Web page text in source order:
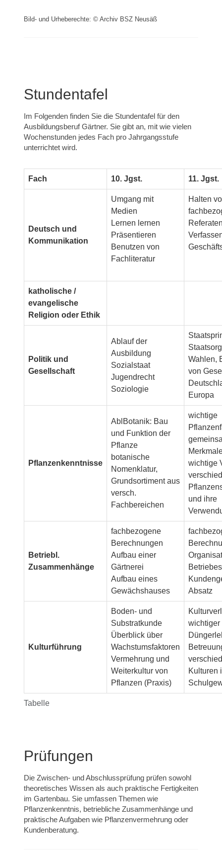
Bild- und Urheberechte: © Archiv BSZ Neusäß
Stundentafel
Im Folgenden finden Sie die Stundentafel für den
Ausbildungsberuf Gärtner. Sie gibt an, mit wie vielen
Wochenstunden jedes Fach pro Jahrgangsstufe
unterrichtet wird.
Tabelle
Fach 10. Jgst. 11. Jgst.
Deutsch und
Kommunikation
Umgang mit
Medien
Lernen lernen
Präsentieren
Benutzen von
Fachliteratur
Halten
katholische /
evangelische
Religion oder Ethik
Politik und
Gesellschaft
Ablauf der
Ausbildung
Sozialstaat
Jugendrecht
Soziologie
Wahlen,
von
Europa
Pflanzenkenntnisse
AblBotanik: Bau
und Funktion der
Pflanze
botanische
Nomenklatur,
Grundsortiment aus
versch.
Fachbereichen
wichtige
wichtige
und ihre
Betriebl.
Zusammenhänge
fachbezogene
Berechnungen
Aufbau einer
Gärtnerei
Aufbau eines
Gewächshauses
Absatz
Kulturführung
Boden- und
Substratkunde
Überblick über
Wachstumsfaktoren
Vermehrung und
Weiterkultur von
Pflanzen (Praxis)
wichtiger
Kulturen
Prüfungen
Die Zwischen- und Abschlussprüfung prüfen sowohl
theoretisches Wissen als auch praktische Fertigkeiten
im Gartenbau. Sie umfassen Themen wie
Pflanzenkenntnis, betriebliche Zusammenhänge und
praktische Aufgaben wie Pflanzenvermehrung oder
Kundenberatung.